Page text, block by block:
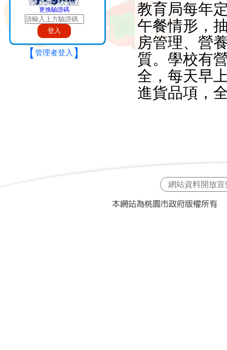
更換驗證碼
【管理者登入 】
教育局每年
午餐情形，
房管理、營
質。學校有
全，每天早
進貨品項，
網站資料開放宣